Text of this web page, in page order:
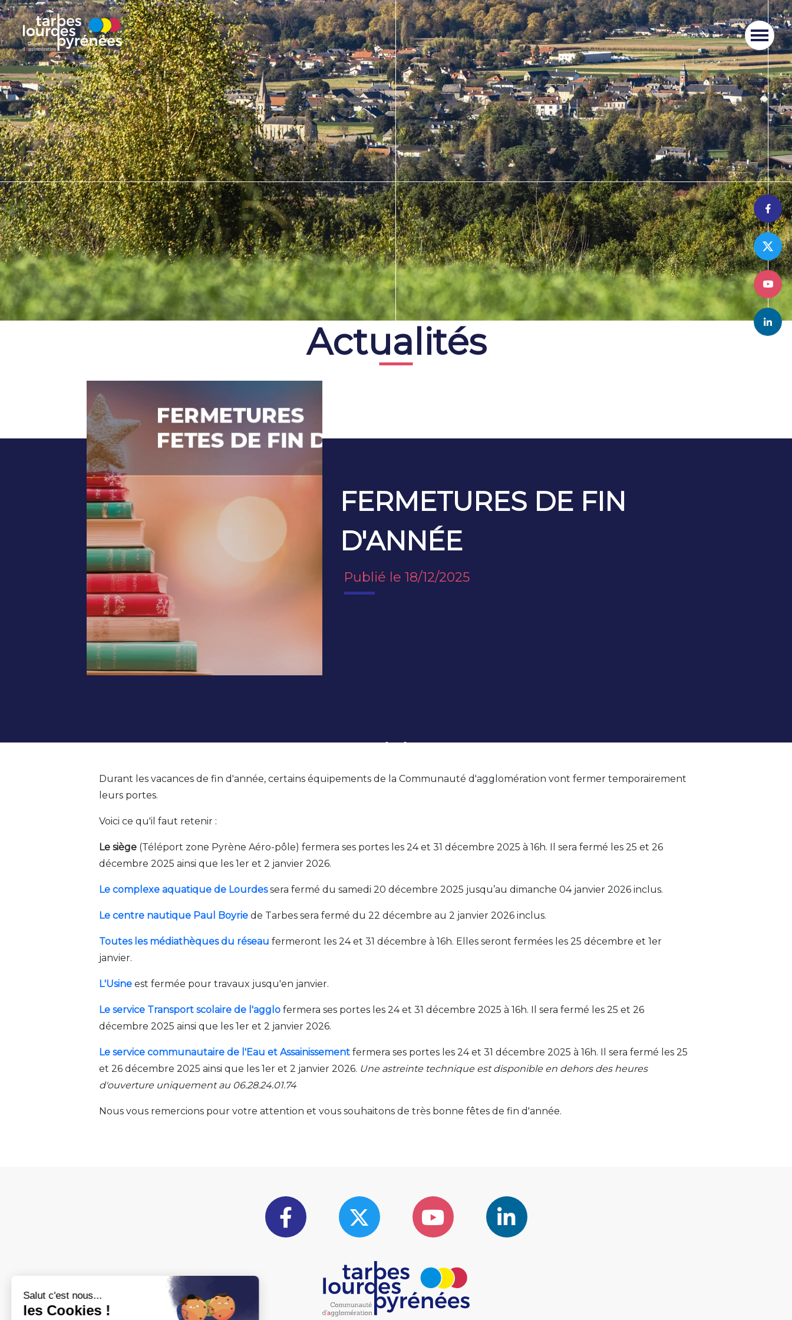
Actualités
FERMETURES DE FIN
D'ANNÉE
Publié le 18/12/2025
Durant les vacances de fin d'année, certains équipements de la Communauté d'agglomération vont fermer temporairement
leurs portes.
Voici ce qu'il faut retenir :
Le siège (Téléport zone Pyrène Aéro-pôle) fermera ses portes les 24 et 31 décembre 2025 à 16h. Il sera fermé les 25 et 26
décembre 2025 ainsi que les 1er et 2 janvier 2026.
Le complexe aquatique de Lourdes sera fermé du samedi 20 décembre 2025 jusqu’au dimanche 04 janvier 2026 inclus.
Le centre nautique Paul Boyrie de Tarbes sera fermé du 22 décembre au 2 janvier 2026 inclus.
Toutes les médiathèques du réseau fermeront les 24 et 31 décembre à 16h. Elles seront fermées les 25 décembre et 1er
janvier.
L'Usine est fermée pour travaux jusqu'en janvier.
Le service Transport scolaire de l'agglo fermera ses portes les 24 et 31 décembre 2025 à 16h. Il sera fermé les 25 et 26
décembre 2025 ainsi que les 1er et 2 janvier 2026.
Le service communautaire de l'Eau et Assainissement fermera ses portes les 24 et 31 décembre 2025 à 16h. Il sera fermé les 25
et 26 décembre 2025 ainsi que les 1er et 2 janvier 2026. Une astreinte technique est disponible en dehors des heures
d'ouverture uniquement au 06.28.24.01.74
Nous vous remercions pour votre attention et vous souhaitons de très bonne fêtes de fin d'année.